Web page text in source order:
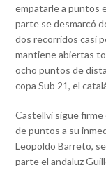
empatarle a puntos
parte se desmarcó
dos recorridos casi
mantiene abiertas
ocho puntos de
copa Sub 21, el
Castellvi sigue firme
de puntos a su
Leopoldo Barreto,
parte el andaluz